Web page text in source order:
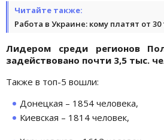
Читайте также:
Работа в Украине: кому платят от 30
Лидером среди регионов
задействовано почти 3,5 тыс.
Также в топ-5 вошли:
Донецкая – 1854 человека,
Киевская – 1814 человек,